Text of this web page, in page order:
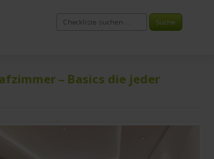
– Basics die jeder